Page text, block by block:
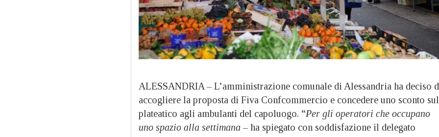
ALESSANDRIA – L’amministrazione comunale di Alessandria ha deciso
accogliere la proposta di Fiva Confcommercio e concedere uno sconto sul
plateatico agli ambulanti del capoluogo. “Per gli operatori che occupano
uno spazio alla settimana – ha spiegato con soddisfazione il delegato